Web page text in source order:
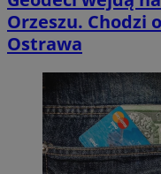
Orzeszu. Chodzi
Ostrawa